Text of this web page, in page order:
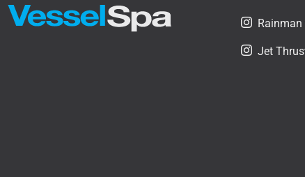
Jet